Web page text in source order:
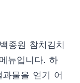
종원 참치김치
뉴입니다. 하
물을 얻기 어